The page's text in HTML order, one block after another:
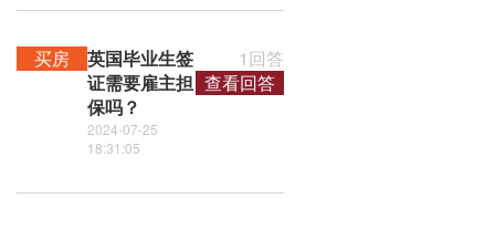
买房
英国毕业生签
证需要雇主担
保吗？
2024-07-25
18:31:05
1回答
查看回答